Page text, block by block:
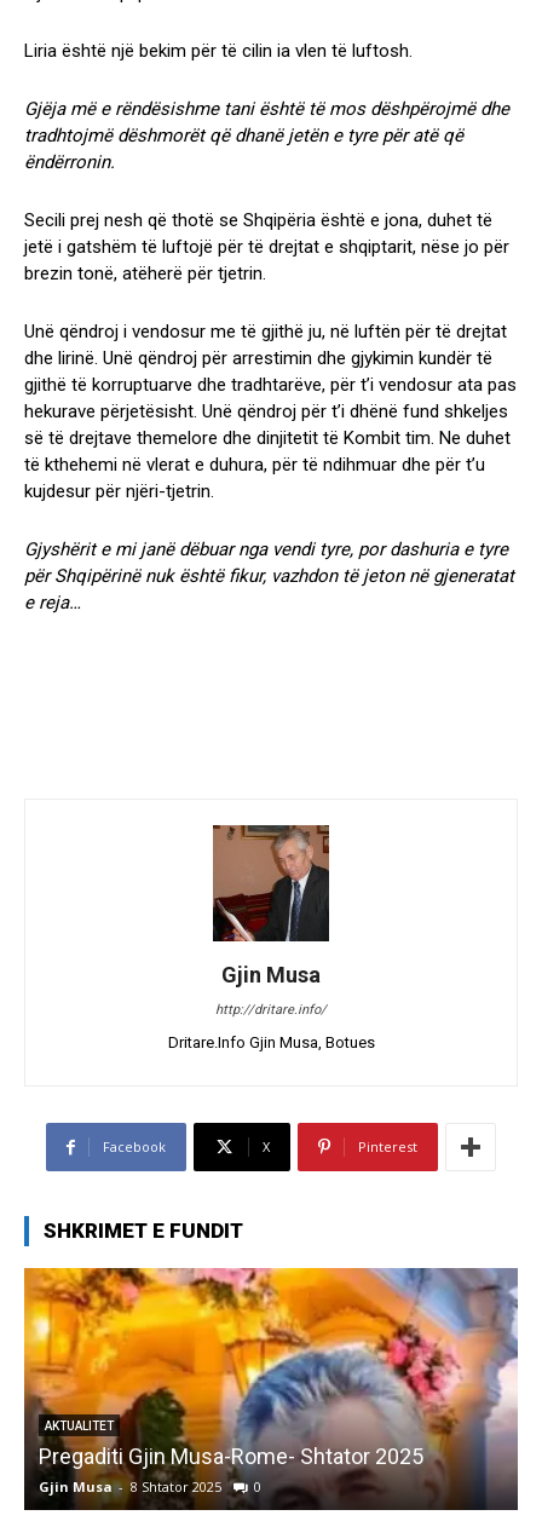
Liria është një bekim për të cilin ia vlen të luftosh.
Gjëja më e rëndësishme tani është të mos dëshpërojmë dhe
tradhtojmë dëshmorët që dhanë jetën e tyre për atë që
ëndërronin.
Secili prej nesh që thotë se Shqipëria është e jona, duhet të
jetë i gatshëm të luftojë për të drejtat e shqiptarit, nëse jo për
brezin tonë, atëherë për tjetrin.
Unë qëndroj i vendosur me të gjithë ju, në luftën për të drejtat
dhe lirinë. Unë qëndroj për arrestimin dhe gjykimin kundër të
gjithë të korruptuarve dhe tradhtarëve, për t’i vendosur ata pas
hekurave përjetësisht. Unë qëndroj për t’i dhënë fund shkeljes
së të drejtave themelore dhe dinjitetit të Kombit tim. Ne duhet
të kthehemi në vlerat e duhura, për të ndihmuar dhe për t’u
kujdesur për njëri-tjetrin.
Gjyshërit e mi janë dëbuar nga vendi tyre, por dashuria e tyre
për Shqipërinë nuk është fikur, vazhdon të jeton në gjeneratat
e reja…
Gjin Musa
http://dritare.info/
Dritare.Info Gjin Musa, Botues
Facebook X Pinterest
SHKRIMET E FUNDIT
AKTUALITET
Pregaditi Gjin Musa-Rome- Shtator 2025
Gjin Musa - 8 Shtator 2025 0